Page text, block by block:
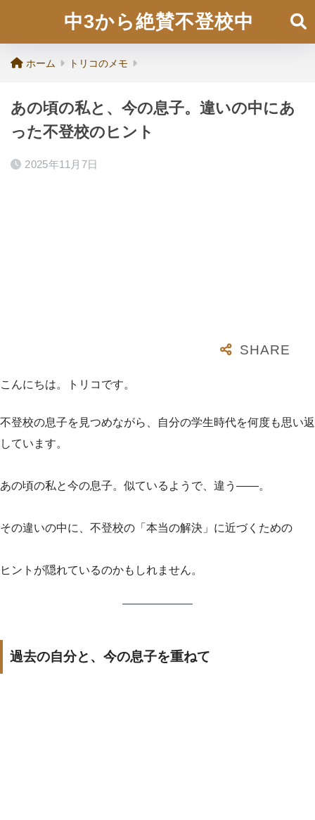
中3から絶賛不登校中
ホーム トリコのメモ
あの頃の私と、今の息子。違いの中にあ
った不登校のヒント
2025年11月7日
こんにちは。トリコです。
不登校の息子を見つめながら、自分の学生時代を何度も思い返
しています。
あの頃の私と今の息子。似ているようで、違う――。
その違いの中に、不登校の「本当の解決」に近づくための
ヒントが隠れているのかもしれません。
過去の自分と、今の息子を重ねて